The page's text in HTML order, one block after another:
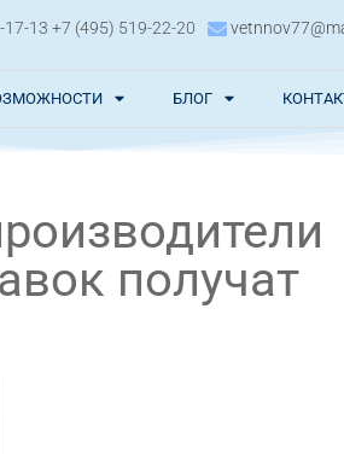
13 +7 (495) 519-22-20
БЛОГ
получат